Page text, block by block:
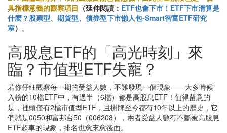
具指標意義的觀察項目 （延伸閱讀： ETF也會下市！ETF下市清算是
什麼？股票型、期貨型、債券型下市懶人包-Smart智富ETF研究
室） 。
高股息ETF的「高光時刻」來
臨？市值型ETF失寵？
若你仔細觀察每一期的受益人數，不難發現一個現象——大多時候
入榜的10檔ETF中，有過半（6檔）都是高股息ETF！值得留意的
是，裡頭僅有2檔市值型ETF，且掛牌至今都有10年以上的歷史，它
們就是0050和富邦台50（006208），兩者受益人數有不斷被高股息
ETF超車的現象，排名也愈來愈後面。